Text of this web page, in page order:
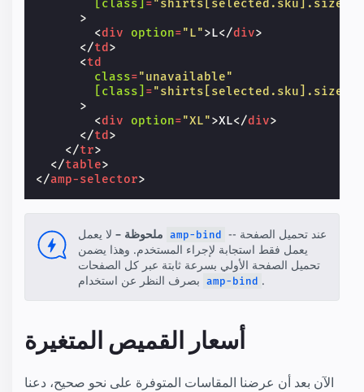
[class] =
>
<div option="L">L</div>
</td >
<td
class="unavailable"
[class] =
>
<div option="XL">XL</div>
</td >
</tr>
</table>
</amp-selector>
ملحوظة – amp-bind
يعمل فقط استجابة لإجراء المستخدم. وهذا يضمن
تحميل الصفحة الأولي بسرعة ثابتة عبر كل الصفحات
amp-bind .
أسعار القميص المتغيرة
الآن بعد أن عرضنا المقاسات المتوفرة على نحو صحيح، دعنا